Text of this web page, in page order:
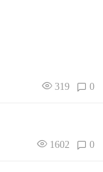
319 0
1602 0